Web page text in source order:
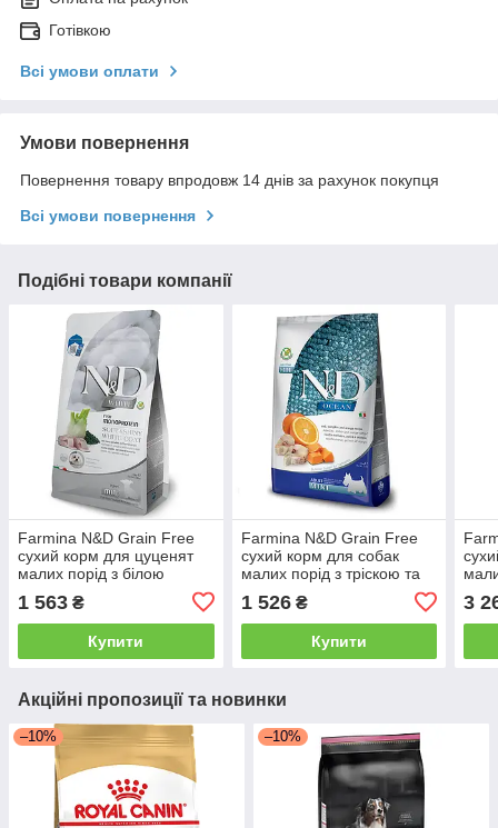
Готівкою
Всі умови оплати
Умови повернення
Повернення товару впродовж 14 днів за рахунок покупця
Всі умови повернення
Подібні товари компанії
Farmina N&D Grain Free
сухий корм для цуценят
малих порід з білою
1 563 ₴
Купити
Farmina N&D Grain Free
сухий корм для собак
малих порід з тріскою та
1 526₴
Купити
3
Акційні пропозиції та новинки
–10% –10%